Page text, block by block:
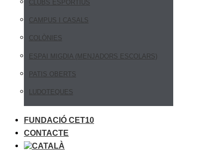
CLUBS ESPORTIUS
CAMPUS I CASALS
COLÒNIES
ESPAI MIGDIA (MENJADORS ESCOLARS)
PATIS OBERTS
LUDOTEQUES
FUNDACIÓ CET10
CONTACTE